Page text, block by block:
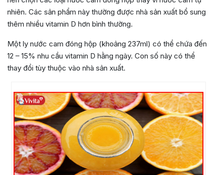
nhiên. Các sản phẩm này thường được nhà sản xuất bổ sung
thêm nhiều vitamin D hơn bình thường.
Một ly nước cam đóng hộp (khoảng 237ml) có thể chứa đến
12 – 15% nhu cầu vitamin D hằng ngày. Con số này có thể
thay đổi tùy thuộc vào nhà sản xuất.